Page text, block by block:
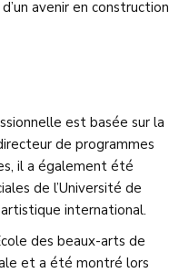
avenir en construction
est basée sur la
de programmes
il a également été
de l’Université de
international.
des beaux-arts de
et a été montré lors